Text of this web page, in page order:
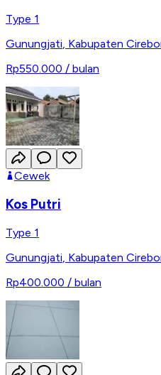
Type 1
Gunungjati, Kabupaten
Rp550.000 / bulan
Cewek
Kos Putri
Type 1
Gunungjati Kabupaten
Rp400.000 / bulan